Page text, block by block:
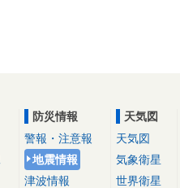
防災情報
警報・注意報
地震情報
津波情報
天気図
天気図
気象衛星
世界衛星